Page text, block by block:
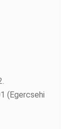
(Egercsehi